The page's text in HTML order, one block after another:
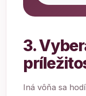
3.
Iná vôňa sa